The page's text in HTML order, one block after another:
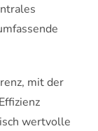
mit der
wertvolle